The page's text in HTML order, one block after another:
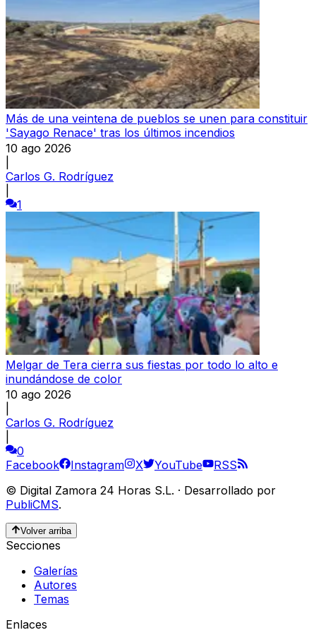
Más de una veintena de pueblos se unen para constituir
'Sayago Renace' tras los últimos incendios
10 ago 2026
Carlos G. Rodríguez
1
Melgar de Tera cierra sus fiestas por todo lo alto e
inundándose de color
10 ago 2026
Carlos G. Rodríguez
0
Facebook
Instagram X YouTube
RSS
© Digital Zamora 24 Horas S.L. · Desarrollado por
PubliCMS.
Volver arriba
Secciones
Galerías
Autores
Temas
Enlaces